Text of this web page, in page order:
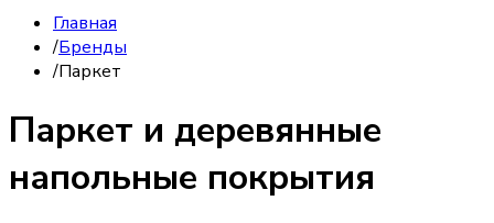
Главная
/Бренды
/Паркет
Паркет и деревянные
напольные покрытия